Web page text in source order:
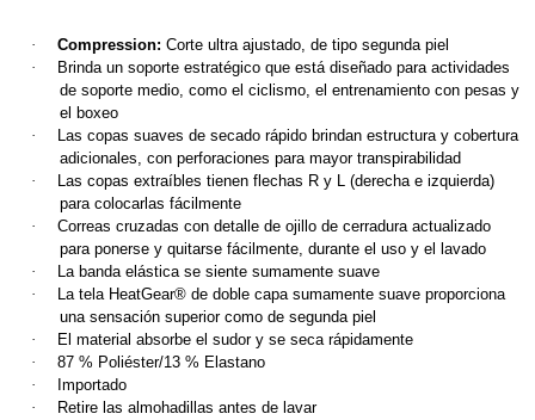
· Compression: Corte ultra ajustado, de tipo segunda piel
·
Brinda un soporte estratégico que está diseñado para actividades
de soporte medio, como el ciclismo, el entrenamiento con pesas y
el boxeo
·
Las copas suaves de secado rápido brindan estructura y cobertura
adicionales, con perforaciones para mayor transpirabilidad
·
Las copas extraíbles tienen flechas R y L (derecha e izquierda)
para colocarlas fácilmente
·
Correas cruzadas con detalle de ojillo de cerradura actualizado
para ponerse y quitarse fácilmente, durante el uso y el lavado
·
La banda elástica se siente sumamente suave
·
La tela HeatGear® de doble capa sumamente suave proporciona
una sensación superior como de segunda piel
·
El material absorbe el sudor y se seca rápidamente
·
87 % Poliéster/13 % Elastano
·
Importado
·
Retire las almohadillas antes de lavar